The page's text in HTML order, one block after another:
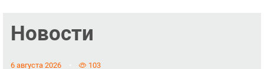
Новости
6 августа 2026 103